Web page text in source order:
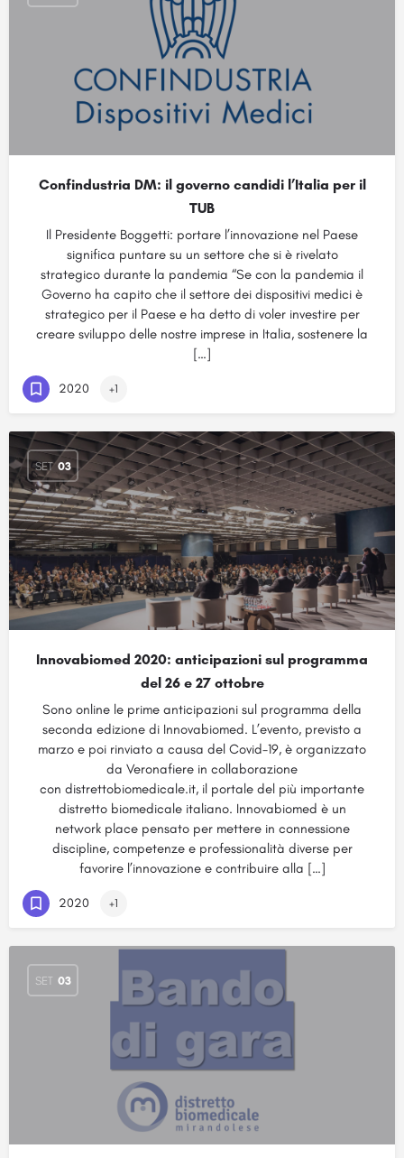
Confindustria DM: il governo candidi l’Italia per il
TUB
Il Presidente Boggetti: portare l’innovazione nel Paese
significa puntare su un settore che si è rivelato
strategico durante la pandemia “Se con la pandemia il
Governo ha capito che il settore dei dispositivi medici è
strategico per il Paese e ha detto di voler investire per
creare sviluppo delle nostre imprese in Italia, sostenere la
[…]
2020 +1
SET 03
Innovabiomed 2020: anticipazioni sul programma
del 26 e 27 ottobre
Sono online le prime anticipazioni sul programma della
seconda edizione di Innovabiomed. L’evento, previsto a
marzo e poi rinviato a causa del Covid-19, è organizzato
da Veronafiere in collaborazione
con distrettobiomedicale.it, il portale del più importante
distretto biomedicale italiano. Innovabiomed è un
network place pensato per mettere in connessione
discipline, competenze e professionalità diverse per
favorire l’innovazione e contribuire alla […]
2020 +1
SET 03